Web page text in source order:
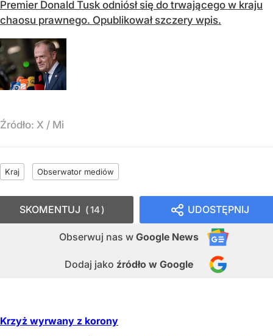
Premier Donald Tusk odniósł się do trwającego w kraju
chaosu prawnego. Opublikował szczery wpis.
Źródło: X / Mi
Kraj Obserwator mediów
UDOSTĘPNIJ
Obserwuj nas w Google News
Dodaj jako źródło w Google
SKOMENTUJ 14
Krzyż wyrwany z korony